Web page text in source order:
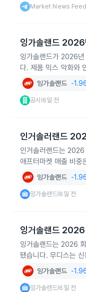
Market News Feed
잉가솔랜드 2026
잉가솔랜드가 2026
다. 제품 믹스 악화와
잉가솔랜드 -
공시 6일 전
인거솔러랜드
인거솔러랜드는
애프터마켓 매출 비
잉가솔랜드 -
잉가솔랜드 6일 전
잉거솔랜드 2026
잉거솔랜드는 2026
됐습니다. 무디스는
잉가솔랜드 -
잉가솔랜드 6일 전